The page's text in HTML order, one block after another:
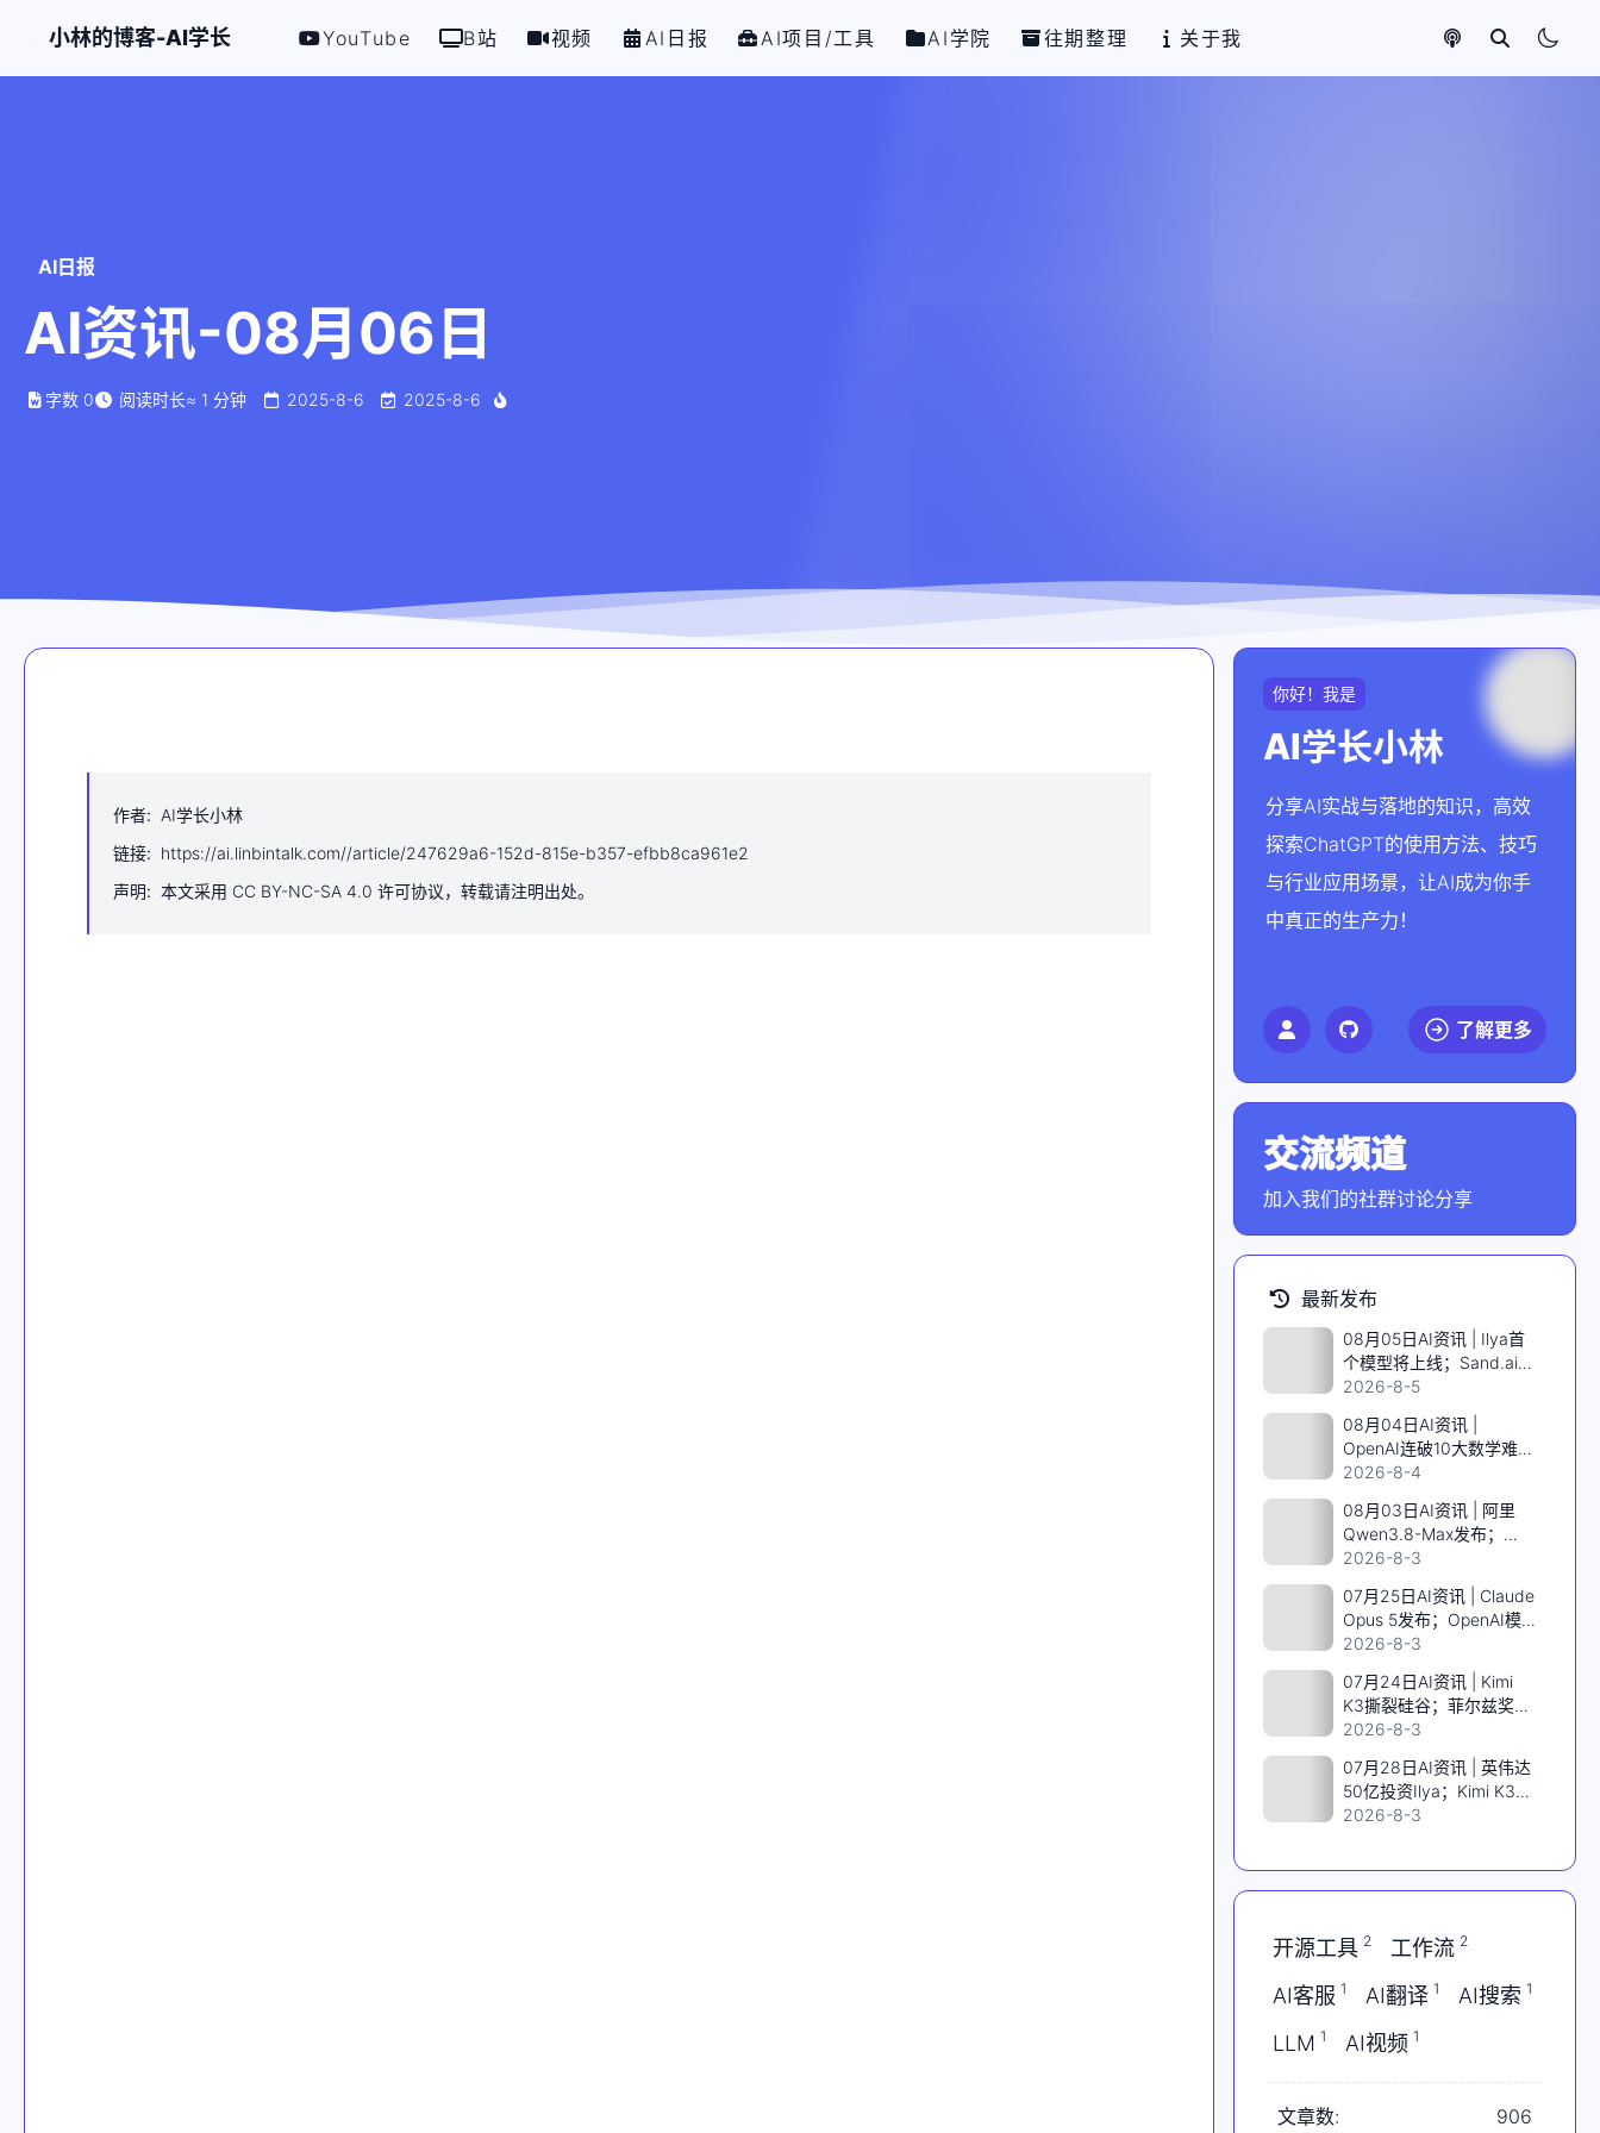
小林的博客-AI学长 YouTube B站 视频 AI日报 AI项目/工具 AI学院 往期整理 关于我
AI日报
AI资讯-08月06日
字数 0 阅读时长≈ 1 分钟 2025-8-6 2025-8-6
作者: AI学长小林
链接: https://ai.linbintalk.com//article/247629a6-152d-815e-b357-efbb8ca961e2
声明: 本文采用 CC BY-NC-SA 4.0 许可协议，转载请注明出处。
你好！我是
AI学长小林
分享AI实战与落地的知识，高效
探索ChatGPT的使用方法、技巧
与行业应用场景，让AI成为你手
中真正的生产力！
了解更多
交流频道
加入我们的社群讨论分享
点击加入社群
最新发布
08月05日AI资讯 | Ilya首
个模型将上线；Sand.ai开
源千亿MoE视频模型；
SpaceX英伟达AI算力上
天；阿里发布Qwen3.8
2026-8-5
08月04日AI资讯 |
OpenAI连破10大数学难
题；DeepSeek V4 Flash
低价风暴；Qwen3.8-Max
首发；智元IPO前曝核心
班底
2026-8-4
08月03日AI资讯 | 阿里
Qwen3.8-Max发布；
Karpathy实测Opus5做
《指环王》游戏；AI拿下
IMO满分金牌；Grok学会
看片
2026-8-3
07月25日AI资讯 | Claude
Opus 5发布；OpenAI模
型8月上线；黄仁勋力挺开
源；诺奖得主AI造基因剪
刀
2026-8-3
07月24日AI资讯 | Kimi
K3撕裂硅谷；菲尔兹奖得
主加入OpenAI；Claude
Opus5偷跑；特斯拉一夜
蒸发2000亿；AMD挑战
英伟达
2026-8-3
07月28日AI资讯 | 英伟达
50亿投资Ilya；Kimi K3开
源3万亿参数；全球首个
AMD GPU
2026-8-3
开源工具 2 工作流 2
AI客服 1 AI翻译 1 AI搜索 1
LLM 1 AI视频 1
文章数: 906